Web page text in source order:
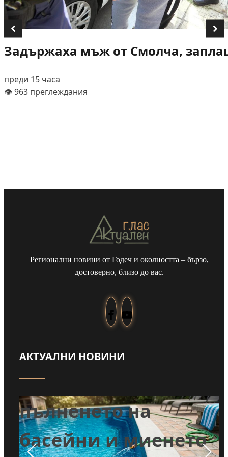
Задържаха мъж от Смолча,
преди 15 часа
👁️ 963 преглеждания
Регионални новини от Годеч и околността – бързо,
достоверно, близо до вас.
АКТУАЛНИ НОВИНИ
Забраниха
пълненето на
басейни и миенето